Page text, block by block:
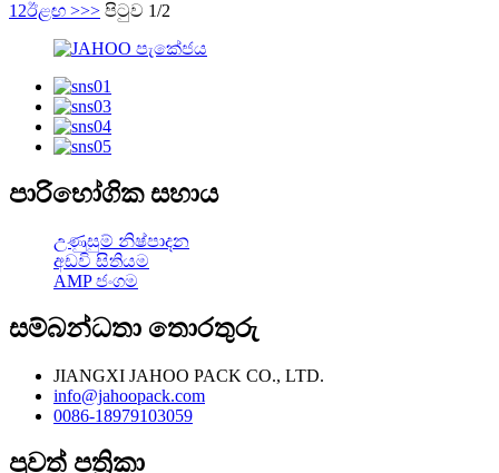
1 2ඊළඟ >>> පිටුව 1/2
පාරිභෝගික සහාය
උණුසුම් නිෂ්පාදන
අඩවි සිතියම
AMP ජංගම
සම්බන්ධතා තොරතුරු
JIANGXI JAHOO PACK CO., LTD.
info@jahoopack.com
0086-18979103059
පුවත් පත්‍රිකා